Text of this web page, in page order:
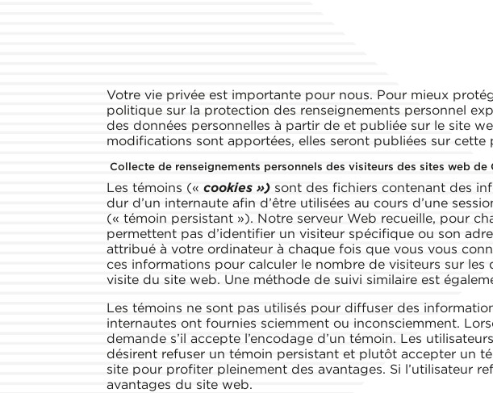
Votre vie privée est importante pour nous. Pour mieux
politique sur la protection des renseignements personnel
des données personnelles à partir de et publiée sur le site
modifications sont apportées, elles seront publiées sur cette
Collecte de renseignements personnels des visiteurs des sites web de
Les témoins (« cookies ») sont des fichiers contenant des
dur d’un internaute afin d’être utilisées au cours d’une
(« témoin persistant »). Notre serveur Web recueille, pour
permettent pas d’identifier un visiteur spécifique ou son
attribué à votre ordinateur à chaque fois que vous vous
ces informations pour calculer le nombre de visiteurs sur
visite du site web. Une méthode de suivi similaire est
Les témoins ne sont pas utilisés pour diffuser des
internautes ont fournies sciemment ou inconsciemment.
demande s’il accepte l’encodage d’un témoin. Les
désirent refuser un témoin persistant et plutôt accepter un
site pour profiter pleinement des avantages. Si l’utilisateur
avantages du site web.